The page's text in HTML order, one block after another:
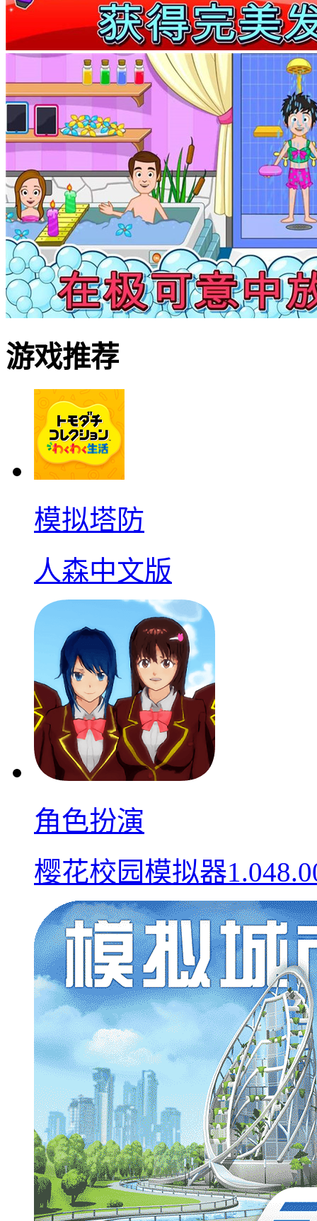
游戏推荐
模拟塔防
人森中文版
角色扮演
樱花校园模拟器